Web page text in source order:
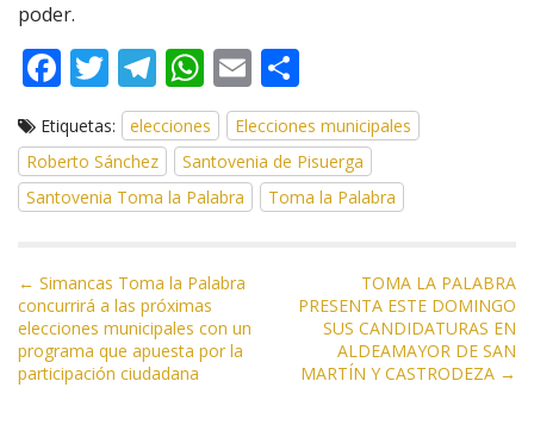
poder.
F
e
b
o
k
T
w
itt
er
T
el
e
gr
a
W
h
at
s
A
p
E
m
ai
l
o
m
p
ar
r
Etiquetas: elecciones
Elecciones municipales
Roberto Sánchez
Santovenia de Pisuerga
Santovenia Toma la Palabra
Toma la Palabra
N
a
v
e
← Simancas Toma la Palabra
concurrirá a las próximas
elecciones municipales con un
programa que apuesta por la
participación ciudadana
TOMA LA PALABRA
PRESENTA ESTE DOMINGO
SUS CANDIDATURAS EN
ALDEAMAYOR DE SAN
MARTÍN Y CASTRODEZA →